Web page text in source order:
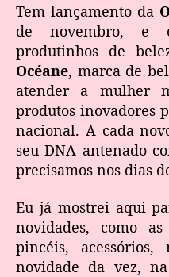
Tem lançamento da
de novembro, e
produtinhos de
Océane, marca de
atender a mulher
produtos inovadores
nacional. A cada
seu DNA antenado
precisamos nos dias
Eu já mostrei aqui
novidades, como
pincéis,
novidade da vez,